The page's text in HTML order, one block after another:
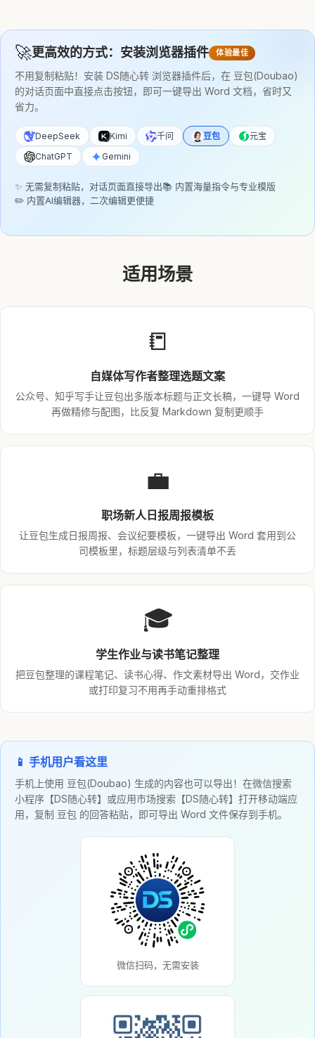
🚀更高效的方式：安装浏览器插件 体验最佳
不用复制粘贴！安装 DS随心转 浏览器插件后，在 豆包(Doubao)
的对话页面中直接点击按钮，即可一键导出 Word 文档，省时又
省力。
DeepSeek Kimi 千问 豆包
元宝
ChatGPT
Gemini
✨ 无需复制粘贴，对话页面直接导出📚 内置海量指令与专业模版
✏️ 内置AI编辑器，二次编辑更便捷
适用场景
📒
自媒体写作者整理选题文案
公众号、知乎写手让豆包出多版本标题与正文长稿，一键导 Word
再做精修与配图，比反复 Markdown 复制更顺手
💼
职场新人日报周报模板
让豆包生成日报周报、会议纪要模板，一键导出 Word 套用到公
司模板里，标题层级与列表清单不丢
🎓
学生作业与读书笔记整理
把豆包整理的课程笔记、读书心得、作文素材导出 Word，交作业
或打印复习不用再手动重排格式
📱 手机用户看这里
手机上使用 豆包(Doubao) 生成的内容也可以导出！在微信搜索
小程序【DS随心转】或应用市场搜索【DS随心转】打开移动端应
用，复制 豆包 的回答粘贴，即可导出 Word 文件保存到手机。
微信扫码，无需安装